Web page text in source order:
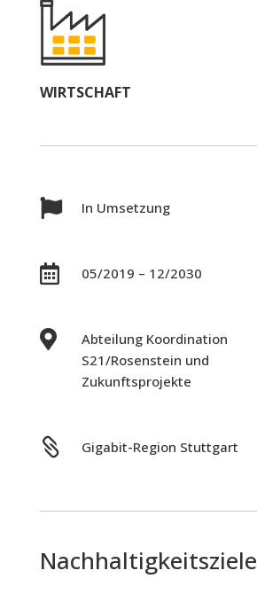
WIRTSCHAFT
 In Umsetzung
 05/2019 – 12/2030

Abteilung Koordination
S21/Rosenstein und
Zukunftsprojekte
 Gigabit-Region Stuttgart
Nachhaltigkeitsziele